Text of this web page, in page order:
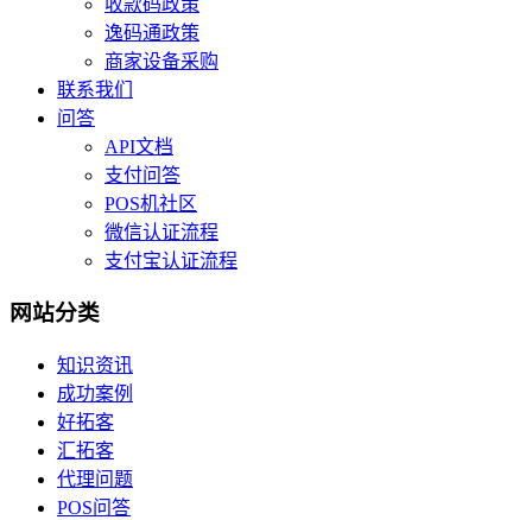
逸码通政策
商家设备采购
联系我们
问答
API文档
支付问答
POS机社区
微信认证流程
支付宝认证流程
网站分类
知识资讯
成功案例
好拓客
汇拓客
代理问题
POS问答